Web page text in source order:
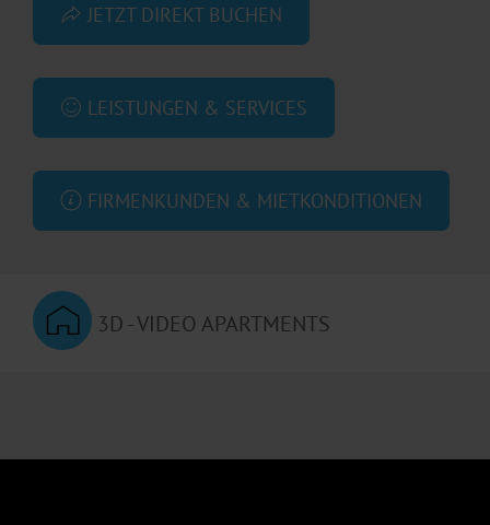
JETZT DIREKT BUCHEN
LEISTUNGEN & SERVICES
FIRMENKUNDEN & MIETKONDITIONEN
3D - VIDEO APARTMENTS